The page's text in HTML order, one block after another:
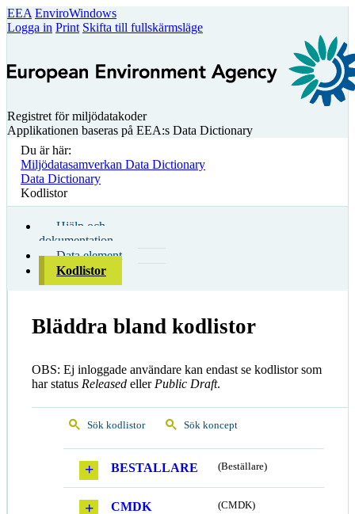
EEA EnviroWindows
Logga in Print Skifta till fullskärmsläge
Registret för miljödatakoder
Applikationen baseras på EEA:s Data Dictionary
Du är här:
Miljödatasamverkan Data Dictionary
Data Dictionary
Kodlistor
Hjälp och
dokumentation
Data element
Kodlistor
Bläddra bland kodlistor
OBS: Ej inloggade användare kan endast se kodlistor som
har status Released eller Public Draft.
Sök kodlistor Sök koncept
BESTALLARE (Beställare)
CMDK (CMDK)